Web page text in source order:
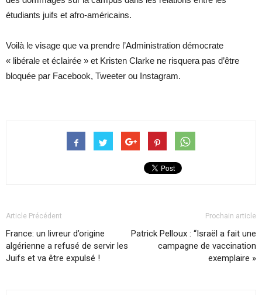
étudiants juifs et afro-américains.
Voilà le visage que va prendre l’Administration démocrate
« libérale et éclairée » et Kristen Clarke ne risquera pas d’être
bloquée par Facebook, Tweeter ou Instagram.
Article Précédent
France: un livreur d’origine
algérienne a refusé de servir les
Juifs et va être expulsé !
Prochain article
Patrick Pelloux : “Israël a fait une
campagne de vaccination
exemplaire »